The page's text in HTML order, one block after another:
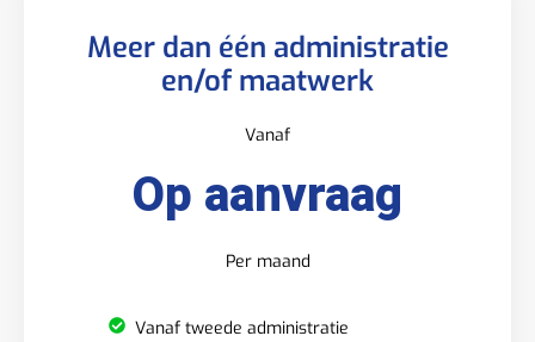
Meer dan één administratie
en/of maatwerk
Vanaf
Op aanvraag
Per maand
Vanaf tweede administratie